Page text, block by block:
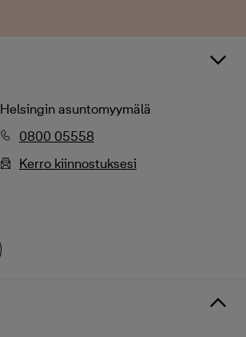
Helsingin asuntomyymälä
0800 05558
Kerro kiinnostuksesi